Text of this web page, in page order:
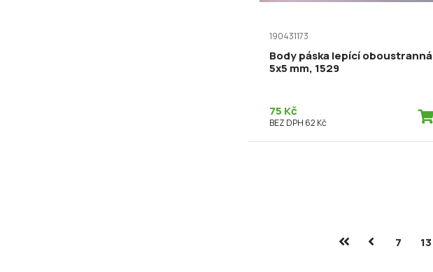
190431173
Body páska lepící oboustranná
5x5 mm, 1529
75 Kč
BEZ DPH 62 Kč
7 13